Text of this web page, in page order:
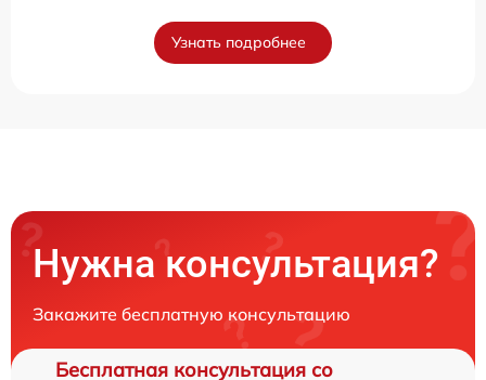
Узнать подробнее
Нужна консультация?
Закажите бесплатную консультацию
Бесплатная консультация со